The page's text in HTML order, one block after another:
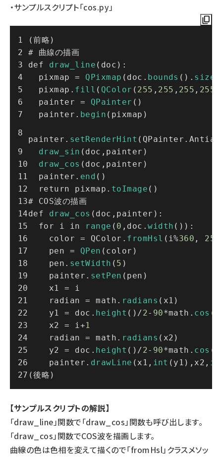
・サンプルスクリプト「cos.py」
(前略)
# 曲線の描画
def draw_line (doc):
  pixmap =
QPixmap (doc. bounds (). size
  pixmap.
fill ( QColor ( 255 , 255 , 255 , 255
  painter =
QPainter ()
  painter.
begin (pixmap)
painter. setRenderHint
draw_sin (doc,painter)
draw_cos (doc,painter)
  painter.
end ()
  return pixmap.
toImage ()
# COS波の描画
def draw_cos (doc,painter):
  for i in
range ( 0 ,doc.width ()):
    color = QColor.
fromHsl (i%360 , 255
    pen =
QPen (color)
    pen.
setWidth ( 5 )
    painter.
setPen (pen)
    x1 = i
    radian = math.
radians (x1)
    y1 = doc.
height ()/2- 90*math. cos
    x2 = i+
1
    radian = math.
radians (x2)
    y2 = doc.
height ()/2- 90*math. cos
    painter.
drawLine (x1, int (y1),x2,
(後略)
【サンプルスクリプトの解説】
「draw_line」関数で「draw_cos」関数も呼び出します。
「draw_cos」関数でCOS波を描画します。
曲線の色は色相を変えて描くので「fromHsl」クラスメソッ